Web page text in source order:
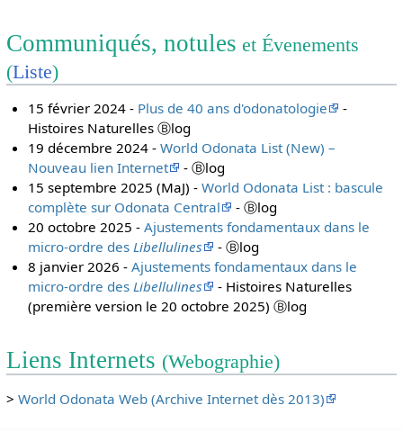
Communiqués, notules et Évenements
(Liste)
15 février 2024 - Plus de 40 ans d'odonatologie
-
Histoires Naturelles Ⓑlog
19 décembre 2024 -World Odonata List (New) –
Nouveau lien Internet
- Ⓑlog
15 septembre 2025 (MaJ) -World Odonata List : bascule
complète sur Odonata Central
- Ⓑlog
20 octobre 2025 -Ajustements fondamentaux dans le
micro-ordre des Libellulines
- Ⓑlog
8 janvier 2026 -Ajustements fondamentaux dans le
micro-ordre des Libellulines
- Histoires Naturelles
(première version le 20 octobre 2025) Ⓑlog
Liens Internets (Webographie)
> World Odonata Web (Archive Internet dès 2013)